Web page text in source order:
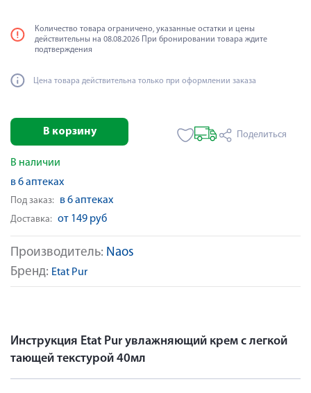
Производитель: Naos
Бренд: Etat Pur
Количество товара ограничено, указанные остатки и цены
действительны на 08.08.2026 При бронировании товара ждите
подтверждения
Цена товара действительна только при оформлении заказа
В корзину Поделиться
В наличии
в 6 аптеках
Под заказ: в 6 аптеках
Доставка: от 149 руб
Инструкция Etat Pur увлажняющий крем с легкой
тающей текстурой 40мл